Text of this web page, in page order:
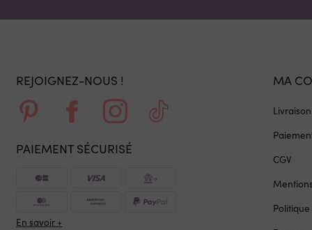
REJOIGNEZ-NOUS !
PAIEMENT SÉCURISÉ
En savoir +
MA
Livraison
CGV